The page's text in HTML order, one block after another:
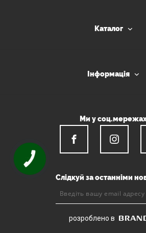
Каталог
Інформація
Ми у
Слідкуй за останніми
розроблено в
КНОПКА
ЗВ'ЯЗКУ